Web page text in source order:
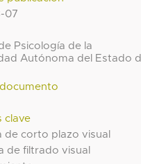
07
Psicología de la
Autónoma del Estado
clave
de corto plazo visual
de filtrado visual